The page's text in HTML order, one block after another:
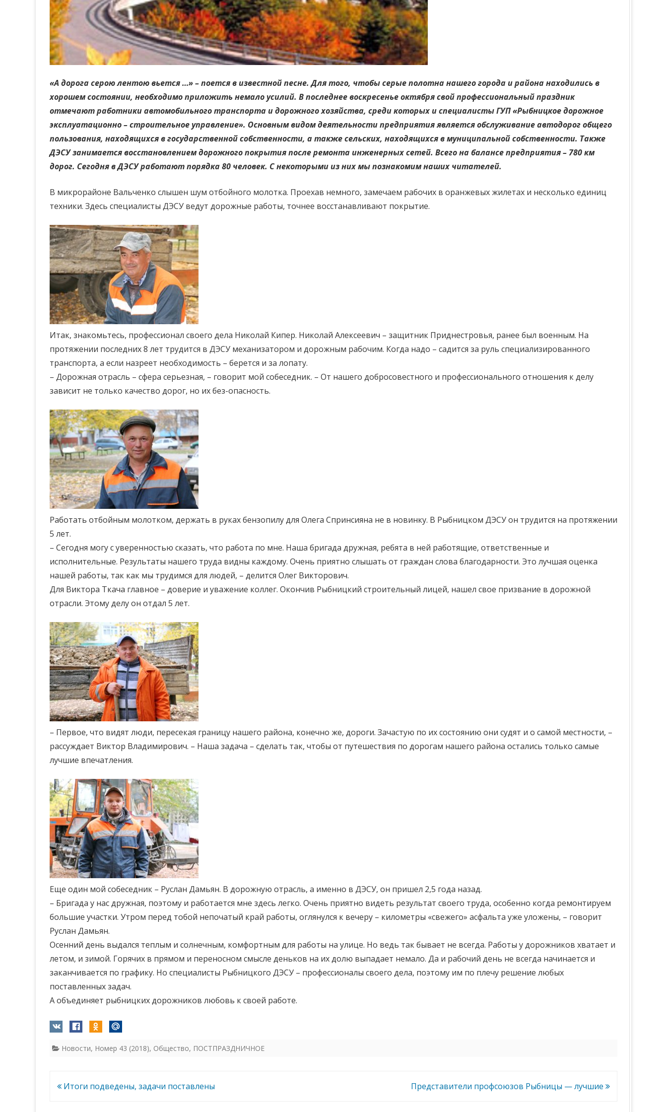
«А дорога серою лентою вьется …» – поется в известной песне. Для того, чтобы серые полотна нашего города и района находились в
хорошем состоянии, необходимо приложить немало усилий. В последнее воскресенье октября свой профессиональный праздник
отмечают работники автомобильного транспорта и дорожного хозяйства, среди которых и специалисты ГУП «Рыбницкое дорожное
эксплуатационно – строительное управление». Основным видом деятельности предприятия является обслуживание автодорог общего
пользования, находящихся в государственной собственности, а также сельских, находящихся в муниципальной собственности. Также
ДЭСУ занимается восстановлением дорожного покрытия после ремонта инженерных сетей. Всего на балансе предприятия – 780 км
дорог. Сегодня в ДЭСУ работают порядка 80 человек. С некоторыми из них мы познакомим наших читателей.
В микрорайоне Вальченко слышен шум отбойного молотка. Проехав немного, замечаем рабочих в оранжевых жилетах и несколько единиц
техники. Здесь специалисты ДЭСУ ведут дорожные работы, точнее восстанавливают покрытие.
Итак, знакомьтесь, профессионал своего дела Николай Кипер. Николай Алексеевич – защитник Приднестровья, ранее был военным. На
протяжении последних 8 лет трудится в ДЭСУ механизатором и дорожным рабочим. Когда надо – садится за руль специализированного
транспорта, а если назреет необходимость – берется и за лопату.
– Дорожная отрасль – сфера серьезная, – говорит мой собеседник. – От нашего добросовестного и профессионального отношения к делу
зависит не только качество дорог, но их без-опасность.
Работать отбойным молотком, держать в руках бензопилу для Олега Спринсияна не в новинку. В Рыбницком ДЭСУ он трудится на протяжении
5 лет.
– Сегодня могу с уверенностью сказать, что работа по мне. Наша бригада дружная, ребята в ней работящие, ответственные и
исполнительные. Результаты нашего труда видны каждому. Очень приятно слышать от граждан слова благодарности. Это лучшая оценка
нашей работы, так как мы трудимся для людей, – делится Олег Викторович.
Для Виктора Ткача главное – доверие и уважение коллег. Окончив Рыбницкий строительный лицей, нашел свое призвание в дорожной
отрасли. Этому делу он отдал 5 лет.
– Первое, что видят люди, пересекая границу нашего района, конечно же, дороги. Зачастую по их состоянию они судят и о самой местности, –
рассуждает Виктор Владимирович. – Наша задача – сделать так, чтобы от путешествия по дорогам нашего района остались только самые
лучшие впечатления.
Еще один мой собеседник – Руслан Дамьян. В дорожную отрасль, а именно в ДЭСУ, он пришел 2,5 года назад.
– Бригада у нас дружная, поэтому и работается мне здесь легко. Очень приятно видеть результат своего труда, особенно когда ремонтируем
большие участки. Утром перед тобой непочатый край работы, оглянулся к вечеру – километры «свежего» асфальта уже уложены, – говорит
Руслан Дамьян.
Осенний день выдался теплым и солнечным, комфортным для работы на улице. Но ведь так бывает не всегда. Работы у дорожников хватает и
летом, и зимой. Горячих в прямом и переносном смысле деньков на их долю выпадает немало. Да и рабочий день не всегда начинается и
заканчивается по графику. Но специалисты Рыбницкого ДЭСУ – профессионалы своего дела, поэтому им по плечу решение любых
поставленных задач.
А объединяет рыбницких дорожников любовь к своей работе.
Новости, Номер 43 (2018), Общество, ПОСТПРАЗДНИЧНОЕ
Навигация
Итоги подведены, задачи поставлены Представители профсоюзов Рыбницы — лучшие